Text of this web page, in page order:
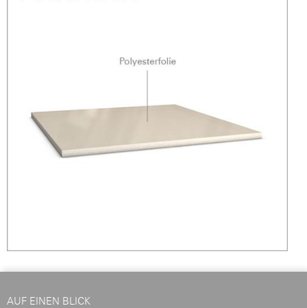
AUF EINEN BLICK